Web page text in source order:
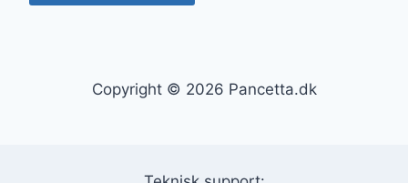
Copyright © 2026 Pancetta.dk